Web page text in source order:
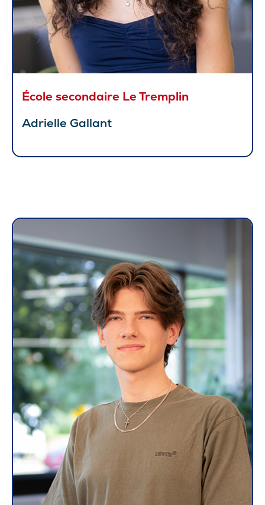
École secondaire Le Tremplin
Adrielle Gallant